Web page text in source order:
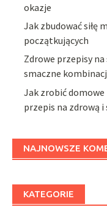
okazje
Jak zbudować siłę
początkujących
Zdrowe przepisy na
smaczne
Jak zrobić
przepis na zdrową i
NAJNOWSZE
KATEGORIE